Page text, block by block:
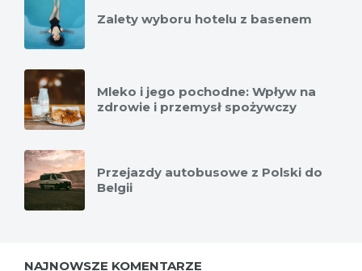
Zalety wyboru hotelu z basenem
Mleko i jego pochodne: Wpływ na
zdrowie i przemysł spożywczy
Przejazdy autobusowe z Polski do
Belgii
NAJNOWSZE KOMENTARZE